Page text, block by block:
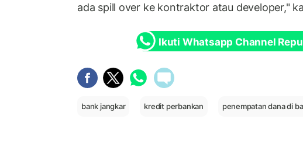
ada spill over ke kontraktor atau developer,"
Ikuti Whatsapp Channel
bank jangkar kredit perbankan penempatan dana di